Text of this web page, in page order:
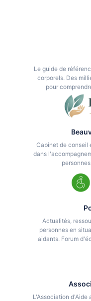
Le guide de
corporels. Des
pour
Cabinet de conseil
dans
Actualités,
personnes en
aidants. Forum
L'Association d'Aide